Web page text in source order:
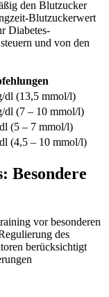
den Blutzucker
Blutzuckerwert
Diabetes-
und von den
dl (13,5 mmol/l)
dl (7 – 10 mmol/l)
(5 – 7 mmol/l)
(4,5 – 10 mmol/l)
Besondere
vor besonderen
des
berücksichtigt